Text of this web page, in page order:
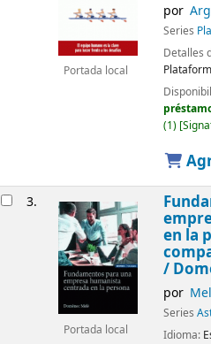
Portada local
por
Series
Detalles
(1)
3.
Portada local
en la
/
por
Series
Idioma: